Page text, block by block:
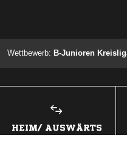
Wettbewerb: B-Junioren
HEIM/ AUSWÄRTS